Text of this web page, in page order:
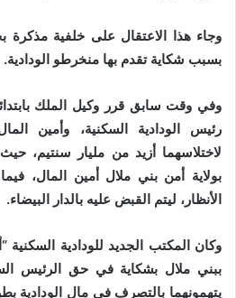
وجاء هذا الاعتقال على خلفية
بسبب شكاية تقدم بها منخرطو الودادية.
وفي وقت سابق قرر وكيل الملك
رئيس الودادية السكنية، وأمين
لاختلاسهما أزيد من مليار سنتيم،
بولاية أمن بني ملال أمين المال،
الأنظار، ليتم القبض عليه بالدار البيضاء.
وكان المكتب الجديد للودادية
ببني ملال بشكاية في حق الرئيس
يتهمونهما بالتصرف في مال الودادية